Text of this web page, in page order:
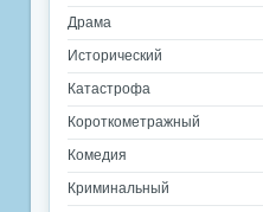
Драма
Исторический
Катастрофа
Короткометражный
Комедия
Криминальный